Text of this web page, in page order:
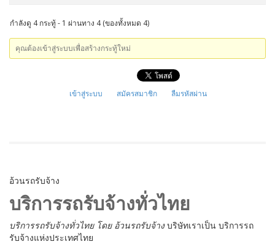
กำลังดู 4 กระทู้ - 1 ผ่านทาง 4 (ของทั้งหมด 4)
คุณต้องเข้าสู่ระบบเพื่อสร้างกระทู้ใหม่
เข้าสู่ระบบ สมัครสมาชิก ลืมรหัสผ่าน
อ้วนรถรับจ้าง
บริการรถรับจ้างทั่วไทย
บริการรถรับจ้างทั่วไทย โดย อ้วนรถรับจ้างบริษัทเราเป็น บริการรถ
รับจ้างแห่งประเทศไทย